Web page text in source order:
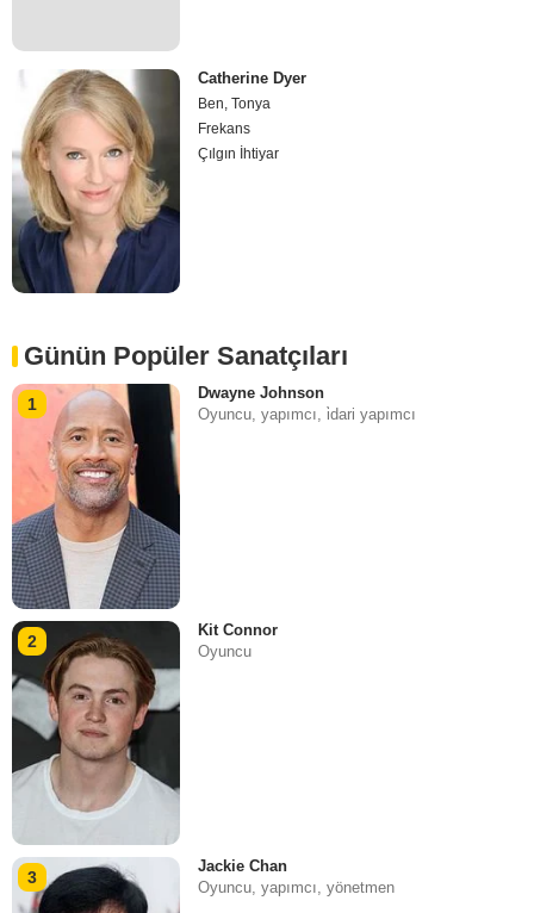
Catherine Dyer
Ben, Tonya
Frekans
Çılgın İhtiyar
Günün Popüler Sanatçıları
1
Dwayne Johnson
Oyuncu, yapımcı, i̇dari yapımcı
2
Kit Connor
Oyuncu
3
Jackie Chan
Oyuncu, yapımcı, yönetmen